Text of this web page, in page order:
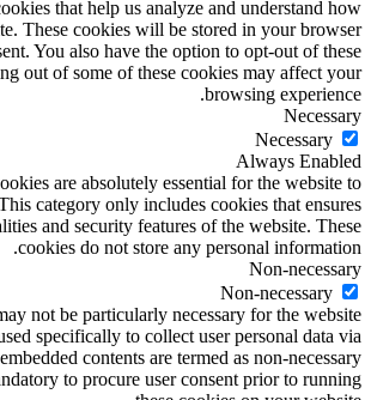
that help us analyze and understand how
These cookies will be stored in your browser
You also have the option to opt-out of these
out of some of these cookies may affect your
browsing experience.
Necessary
Necessary
Always Enabled
are absolutely essential for the website to
category only includes cookies that ensures
and security features of the website. These
cookies do not store any personal information.
Non-necessary
Non-necessary
not be particularly necessary for the website
specifically to collect user personal data via
contents are termed as non-necessary
to procure user consent prior to running